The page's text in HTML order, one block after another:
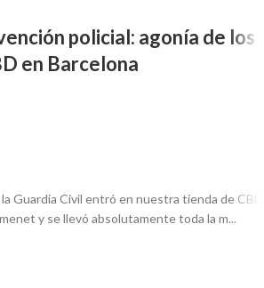
policial: agonía de los
en Barcelona
Guardia Civil entró en nuestra tienda de CBD
y se llevó absolutamente toda la m...